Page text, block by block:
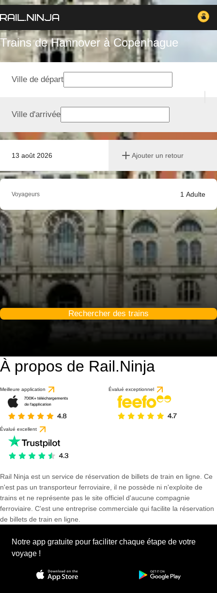
Trains de Hannover à Copenhague
13 août 2026 Ajouter un retour
Ville de départ
Ville d'arrivée
Voyageurs 1 Adulte
Rechercher des trains
À propos de Rail.Ninja
Meilleure application Évalué exceptionnel
Évalué excellent
Rail Ninja est un service de réservation de billets de train en ligne. Ce
n'est pas un transporteur ferroviaire, il ne possède ni n'exploite de
trains et ne représente pas le site officiel d'aucune compagnie
ferroviaire. C'est une entreprise commerciale qui facilite la réservation
de billets de train en ligne.
Notre app gratuite pour faciliter chaque étape de votre
voyage !